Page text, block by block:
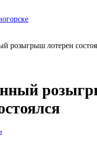
розыгрыш лотереи